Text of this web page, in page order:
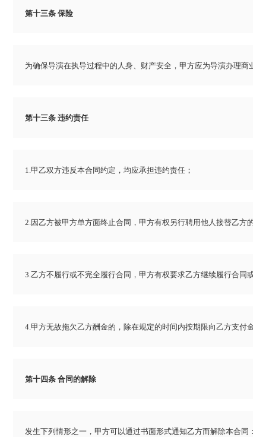
第十三条 保险
为确保导演在执导过程中的人身、财产安全，甲方应为导演办理商业
第十三条 违约责任
1.甲乙双方违反本合同约定，均应承担违约责任；
2.因乙方被甲方单方面终止合同，甲方有权另行聘用他人接替乙方的
3.乙方不履行或不完全履行合同，甲方有权要求乙方继续履行合同或
4.甲方无故拖欠乙方酬金的，除在规定的时间内按期限向乙方支付金
第十四条 合同的解除
发生下列情形之一，甲方可以通过书面形式通知乙方而解除本合同：